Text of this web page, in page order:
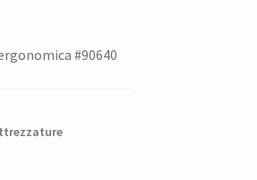
#90640